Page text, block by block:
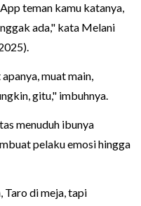
teman kamu katanya,
ada," kata Melani
muat main,
gitu," imbuhnya.
menuduh ibunya
pelaku emosi hingga
Taro di meja, tapi